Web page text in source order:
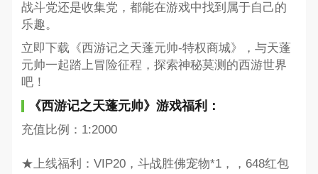
战斗党还是收集党，都能在游戏中找到属于自己的
乐趣。
立即下载《西游记之天蓬元帅-特权商城》，与天蓬
元帅一起踏上冒险征程，探索神秘莫测的西游世界
吧！
《西游记之天蓬元帅》游戏福利：
充值比例：1:2000
★上线福利：VIP20，斗战胜佛宠物*1，，648红包